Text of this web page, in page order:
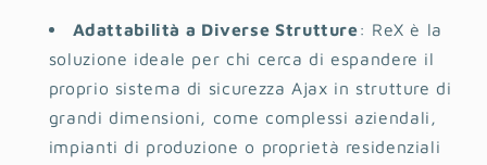
Adattabilità a Diverse Strutture: ReX è la
soluzione ideale per chi cerca di espandere il
proprio sistema di sicurezza Ajax in strutture di
grandi dimensioni, come complessi aziendali,
impianti di produzione o proprietà residenziali